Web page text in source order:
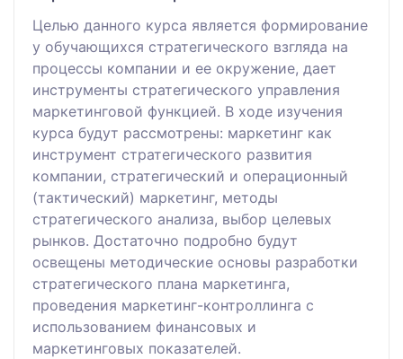
Целью данного курса является формирование
у обучающихся стратегического взгляда на
процессы компании и ее окружение, дает
инструменты стратегического управления
маркетинговой функцией. В ходе изучения
курса будут рассмотрены: маркетинг как
инструмент стратегического развития
компании, стратегический и операционный
(тактический) маркетинг, методы
стратегического анализа, выбор целевых
рынков. Достаточно подробно будут
освещены методические основы разработки
стратегического плана маркетинга,
проведения маркетинг-контроллинга с
использованием финансовых и
маркетинговых показателей.